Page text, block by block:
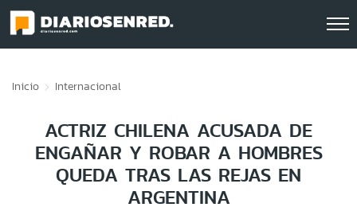
Inicio Internacional
ACTRIZ CHILENA ACUSADA DE
ENGAÑAR Y ROBAR A HOMBRES
QUEDA TRAS LAS REJAS EN
ARGENTINA